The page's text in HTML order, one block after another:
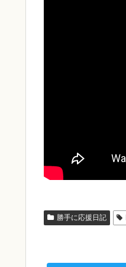
勝手に応援日記